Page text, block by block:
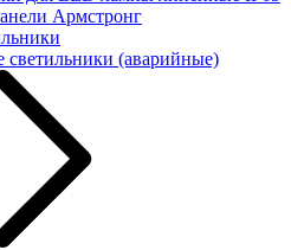
Армстронг
светильники (аварийные)